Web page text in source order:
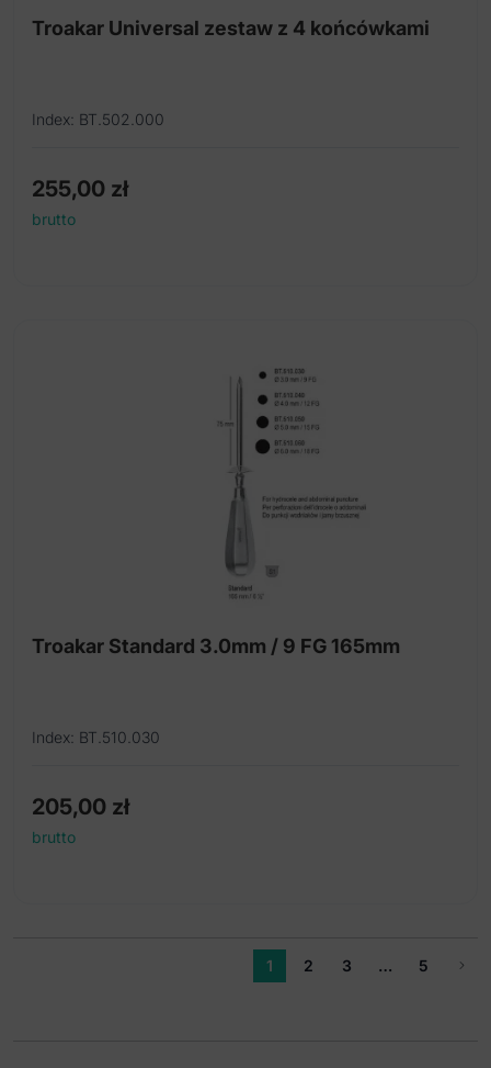
Troakar Universal zestaw z 4 końcówkami
Index: BT.502.000
255,00 zł
brutto
Troakar Standard 3.0mm / 9 FG 165mm
Index: BT.510.030
205,00 zł
brutto
1 2 3 … 5